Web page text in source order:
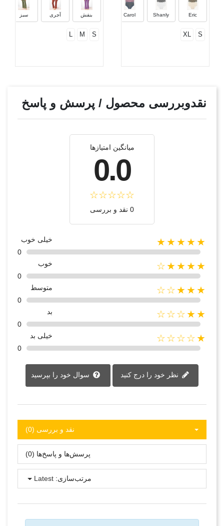
Eric
Shanly
Carol
S
XL
بنفش آجری سبز
S
M
L
نقدوبررسی محصول / پرسش و پاسخ
میانگین امتیازها
0.0
0 نقد و بررسی
★★★★★
خیلی خوب
0
★★★★☆
خوب
0
★★★☆☆
متوسط
0
★★☆☆☆
بد
0
★☆☆☆☆
خیلی بد
0
سوال خود را بپرسید
نقد و بررسی‌‌ (0)
پرسش‌ها و پاسخ‌ها (0)
مرتب‌سازی: Latest